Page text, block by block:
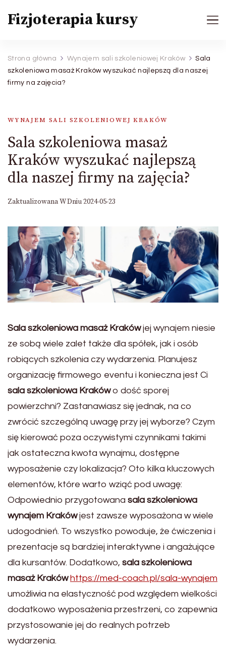
Fizjoterapia kursy
Strona główna Wynajem sali szkoleniowej Kraków
Sala
szkoleniowa masaż Kraków wyszukać najlepszą dla naszej
firmy na zajęcia?
WYNAJEM SALI SZKOLENIOWEJ KRAKÓW
Sala szkoleniowa masaż
Kraków wyszukać najlepszą
dla naszej firmy na zajęcia?
Zaktualizowana W Dniu2024-05-23
Sala szkoleniowa masaż Krakówjej wynajem niesie
ze sobą wiele zalet także dla spółek, jak i osób
robiących szkolenia czy wydarzenia. Planujesz
organizację firmowego eventu i konieczna jest Ci
sala szkoleniowa Krakówo dość sporej
powierzchni? Zastanawiasz się jednak, na co
zwrócić szczególną uwagę przy jej wyborze? Czym
się kierować poza oczywistymi czynnikami takimi
jak ostateczna kwota wynajmu, dostępne
wyposażenie czy lokalizacja? Oto kilka kluczowych
elementów, które warto wziąć pod uwagę:
Odpowiednio przygotowana sala szkoleniowa
wynajem Krakówjest zawsze wyposażona w wiele
udogodnień. To wszystko powoduje, że ćwiczenia i
prezentacje są bardziej interaktywne i angażujące
dla kursantów. Dodatkowo, sala szkoleniowa
masaż Kraków https://med-coach.pl/sala-wynajem
umożliwia na elastyczność pod względem wielkości
dodatkowo wyposażenia przestrzeni, co zapewnia
przystosowanie jej do realnych potrzeb
wydarzenia.